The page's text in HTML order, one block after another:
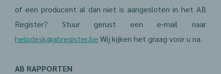
of een producent al dan niet is aangesloten in het AB
Register? Stuur gerust een e-mail naar
helpdesk@abregister.be Wij kijken het graag voor u na.
AB RAPPORTEN